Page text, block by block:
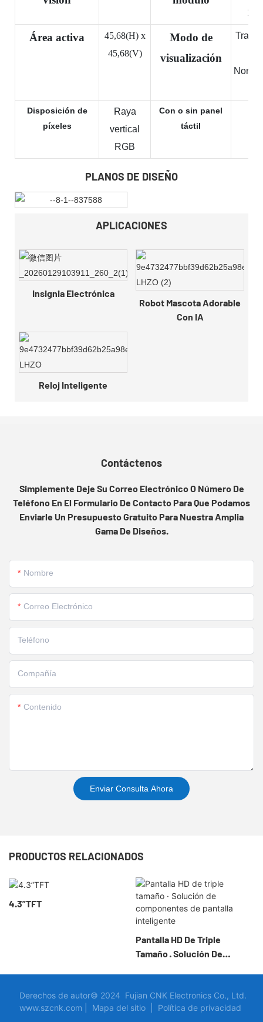
Área activa
45,68(H) x
45,68(V)
Modo de
visualización
Disposición de
píxeles
Raya
vertical
RGB
Con o sin panel
táctil
PLANOS DE DISEÑO
APLICACIONES
Insignia Electrónica
Robot Mascota Adorable
Con IA
Reloj Inteligente
Contáctenos
Simplemente Deje Su Correo Electrónico O Número De
Teléfono En El Formulario De Contacto Para Que Podamos
Enviarle Un Presupuesto Gratuito Para Nuestra Amplia
Gama De Diseños.
Nombre
Correo Electrónico
Teléfono
Compañía
Contenido
Enviar Consulta Ahora
PRODUCTOS RELACIONADOS
4.3”TFT
Pantalla HD De Triple
Tamaño · Solución De
Derechos de autor© 2024 Fujian CNK Electronics Co., Ltd.
www.szcnk.com |
Mapa del sitio Política de privacidad